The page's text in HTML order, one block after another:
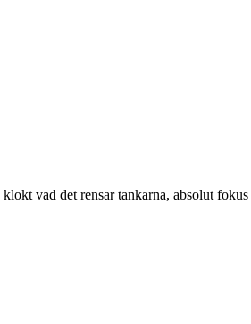
vad det rensar tankarna, absolut